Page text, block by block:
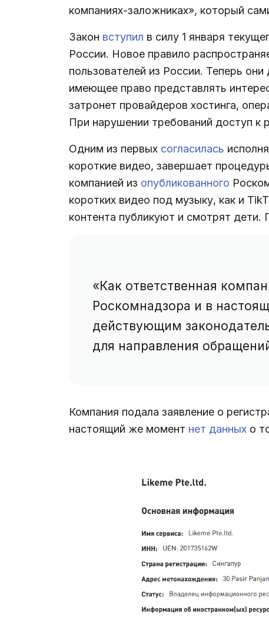
компаниях-заложниках», который
Закон вступил в силу 1 января
России. Новое правило
пользователей из России. Теперь
имеющее право представлять
затронет провайдеров хостинга,
При нарушении требований доступ к
Одним из первых согласилась
короткие видео, завершает
компанией из опубликованного
коротких видео под музыку, как и
контента публикуют и смотрят
«Как ответственная
Роскомнадзора и в
действующим
для направления
Компания подала заявление о
настоящий же момент нет данных о